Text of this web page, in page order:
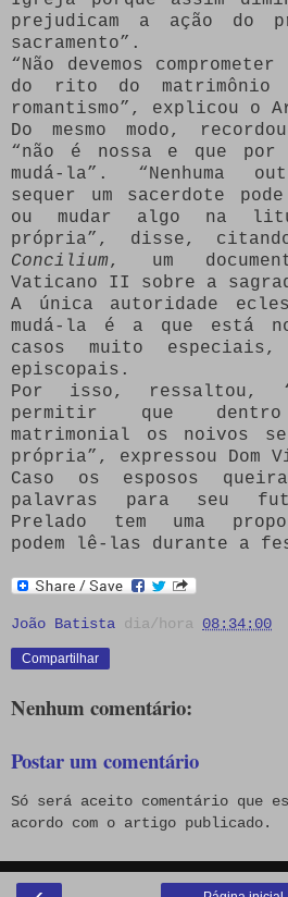
prejudicam a ação do
sacramento”.
“Não devemos
do rito do
romantismo”, explicou o
Do mesmo modo,
“não é nossa e que por
mudá-la”. “Nenhuma
sequer um sacerdote
ou mudar algo na
própria”, disse,
Concilium, um
Vaticano II sobre a
A única autoridade
mudá-la é a que está
casos muito
episcopais.
Por isso, ressaltou,
permitir que
matrimonial os noivos
própria”, expressou Dom
Caso os esposos
palavras para seu
Prelado tem uma
podem lê-las durante a
João Batista dia/hora 08:34:00
Compartilhar
Nenhum comentário:
Postar um comentário
Só será aceito comentário que
acordo com o artigo publicado.